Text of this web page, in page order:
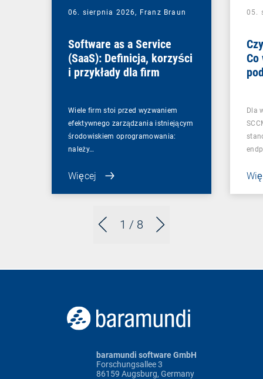
1 / 8
06. sierpnia 2026, Franz Braun
Software as a Service
(SaaS): Definicja, korzyści
i przykłady dla firm
Wiele firm stoi przed wyzwaniem
efektywnego zarządzania istniejącym
środowiskiem oprogramowania:
należy…
Więcej
05.
Co
Dla
baramundi software GmbH
Forschungsallee 3
86159 Augsburg, Germany